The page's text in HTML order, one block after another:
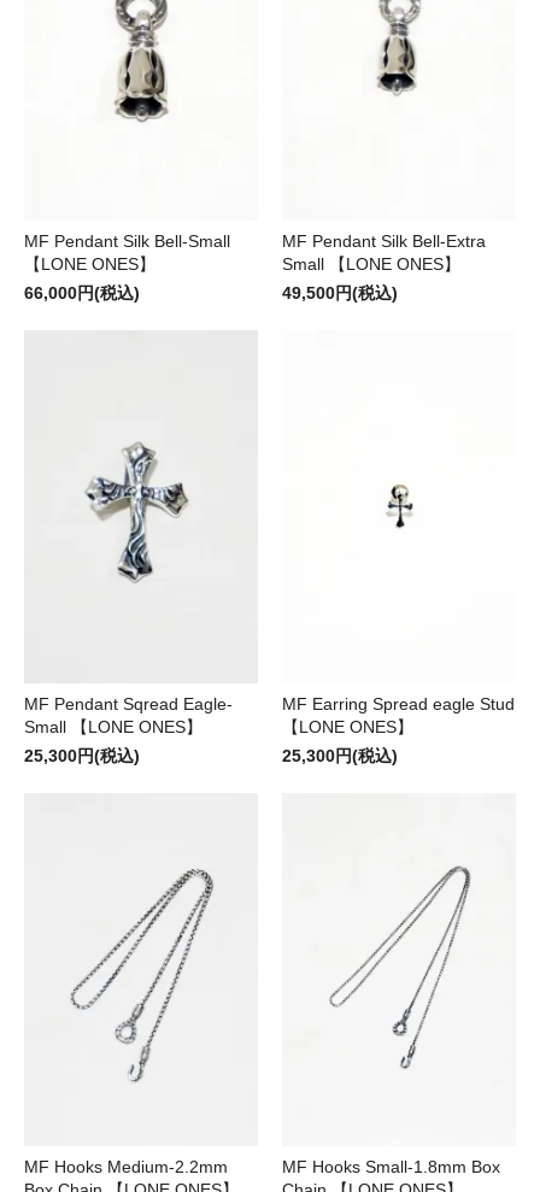
MF Pendant Silk Bell-Small
【LONE ONES】
66,000円(税込)
MF Pendant Silk Bell-Extra
Small 【LONE ONES】
49,500円(税込)
MF Pendant Sqread Eagle-
Small 【LONE ONES】
25,300円(税込)
MF Earring Spread eagle Stud
【LONE ONES】
25,300円(税込)
MF Hooks Medium-2.2mm
MF Hooks Small-1.8mm Box